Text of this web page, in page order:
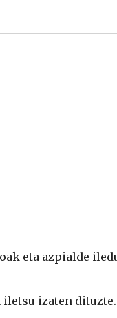
eta azpialde
izaten dituzte.